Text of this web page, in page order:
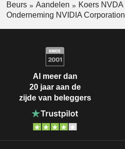
Beurs Aandelen
Koers NVDA
Onderneming NVIDIA Corporation
Al meer dan
20 jaar aan de
zijde van beleggers